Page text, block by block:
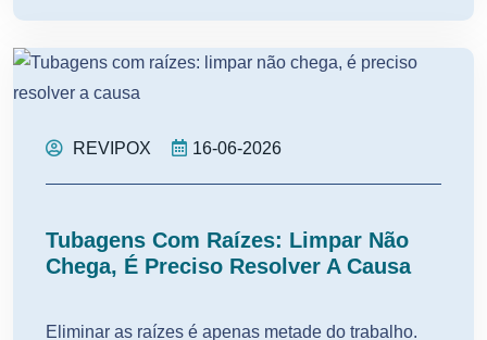
REVIPOX 16-06-2026
Tubagens Com Raízes: Limpar Não
Chega, É Preciso Resolver A Causa
Eliminar as raízes é apenas metade do trabalho.